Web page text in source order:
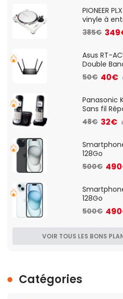
QWERTY
PIONEER
vinyle à
vitesses
pre-ampli
385€
Asus RT-
Double
Client
d'accès et
50€ 40€
Panasonic
Sans fil
Française]
48€ 32€
128Go
500€
128Go
500€
VOIR TOUS LES BONS
Catégories